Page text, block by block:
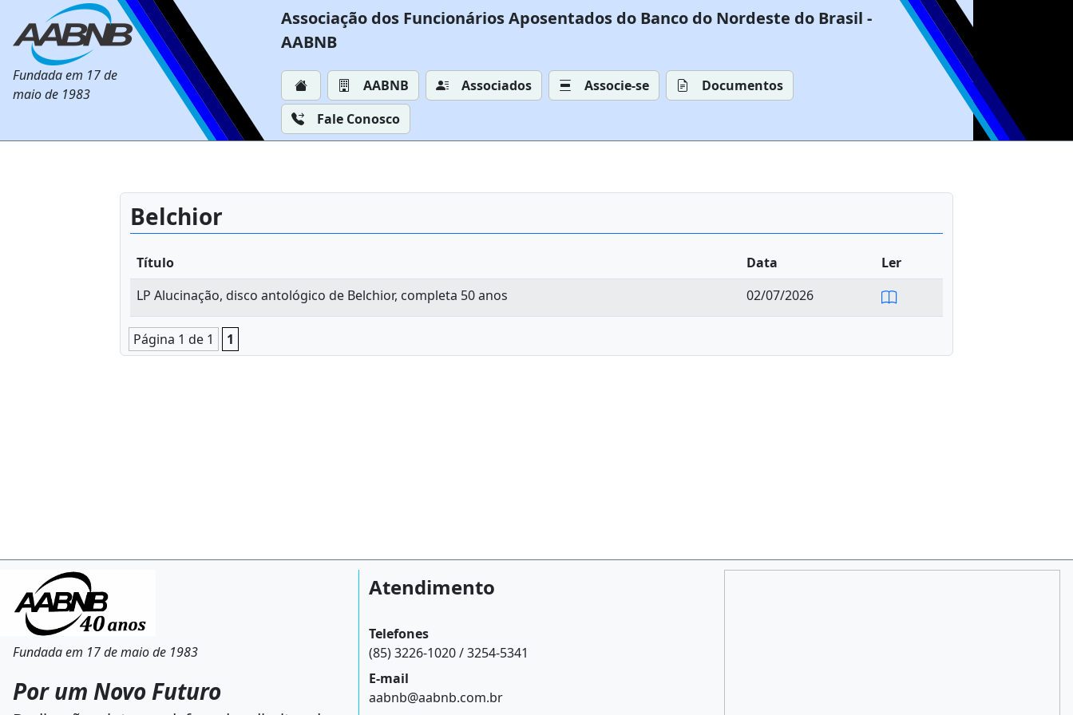
Fundada em 17 de
maio de 1983
Associação dos Funcionários Aposentados do Banco do Nordeste do Brasil -
AABNB
AABNB Associados Associe-se
Documentos
Fale Conosco
Belchior
Título Data
Ler
LP Alucinação, disco antológico de Belchior, completa 50 anos
02/07/2026
Página 1 de 1 1
Fundada em 17 de maio de 1983
Por um Novo Futuro
Atendimento
Telefones
(85) 3226-1020 / 3254-5341
E-mail
aabnb@aabnb.com.br